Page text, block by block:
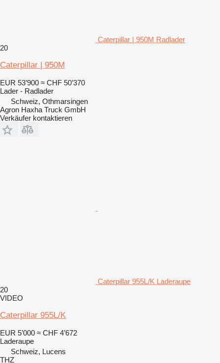
Caterpillar | 950M Radlader
20
Caterpillar | 950M
EUR 53’900 ≈ CHF 50’370
Lader - Radlader
Schweiz, Othmarsingen
Agron Haxha Truck GmbH
Verkäufer kontaktieren
Caterpillar 955L/K Laderaupe
20
VIDEO
Caterpillar 955L/K
EUR 5’000 ≈ CHF 4’672
Laderaupe
Schweiz, Lucens
THZ